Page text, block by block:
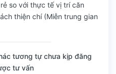
so với thực tế vị trí căn
thiện chí (Miễn trung gian
tương tự chưa kịp đăng
tư vấn